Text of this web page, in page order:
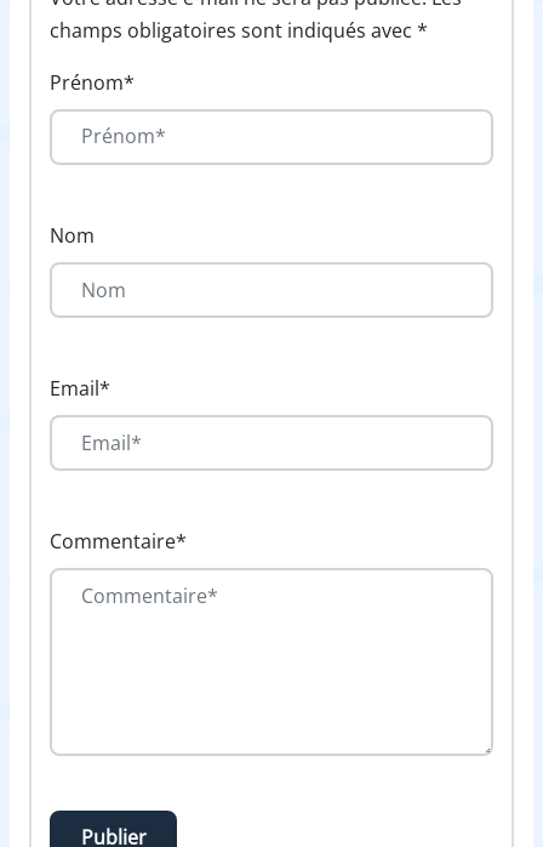
champs obligatoires sont indiqués avec *
Prénom*
Nom
Email*
Commentaire*
Publier